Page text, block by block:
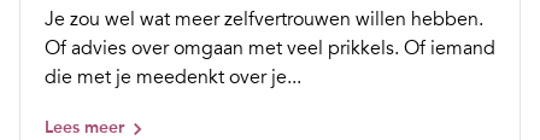
Je zou wel wat meer zelfvertrouwen willen hebben.
Of advies over omgaan met veel prikkels. Of iemand
die met je meedenkt over je...
Lees meer